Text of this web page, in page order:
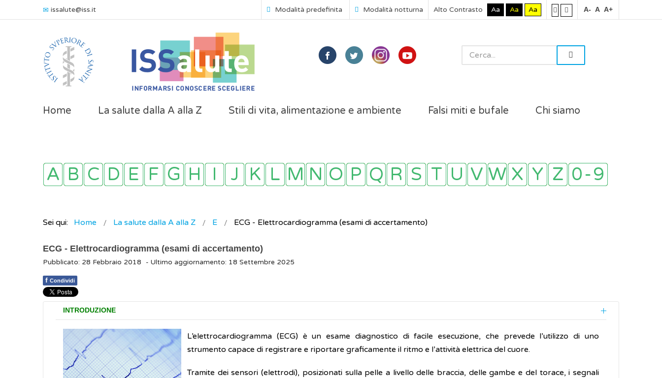
issalute@iss.it Modalità predefinita Modalità notturna Alto Contrasto Aa Aa Aa A- A A+
Home La salute dalla A alla Z Stili di vita, alimentazione e ambiente Falsi miti e bufale Chi siamo
Sei qui: Home La salute dalla A alla Z E ECG - Elettrocardiogramma (esami di accertamento)
ECG - Elettrocardiogramma (esami di accertamento)
Pubblicato: 28 Febbraio 2018 - Ultimo aggiornamento: 18 Settembre 2025
f Condividi
INTRODUZIONE
L’elettrocardiogramma (ECG) è un esame diagnostico di facile esecuzione, che prevede l’utilizzo di uno
strumento capace di registrare e riportare graficamente il ritmo e l’attività elettrica del cuore.
Tramite dei sensori (elettrodi), posizionati sulla pelle a livello delle braccia, delle gambe e del torace, i segnali